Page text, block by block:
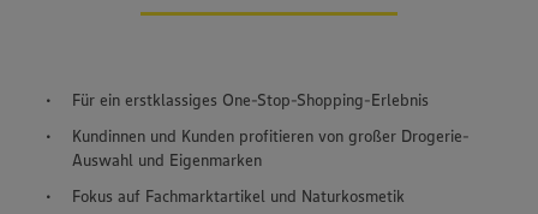
Für ein erstklassiges One-Stop-Shopping-Erlebnis
Kundinnen und Kunden profitieren von großer Drogerie-
Auswahl und Eigenmarken
Fokus auf Fachmarktartikel und Naturkosmetik